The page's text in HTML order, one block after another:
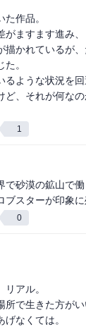
とっての幸せと
て考えさせられ
作品。
がますます進み
描かれているが
。
るような状況を
ど、それが何な
1
で砂漠の鉱山で
ブスターが印象に
0
アル。
所で生きた方が